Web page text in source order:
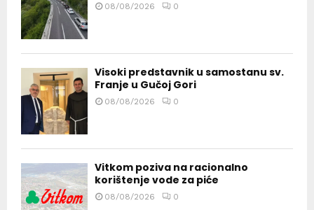
08/08/2026 0
Visoki predstavnik u samostanu sv.
Franje u Gučoj Gori
08/08/2026 0
Vitkom poziva na racionalno
korištenje vode za piće
08/08/2026 0